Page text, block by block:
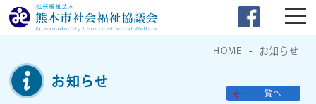
HOME お知らせ
お知らせ
一覧へ